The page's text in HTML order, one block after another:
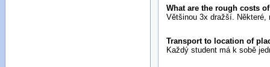
What are the rough costs
Většinou 3x dražší. Některé,
Transport to location of
Každý student má k sobě